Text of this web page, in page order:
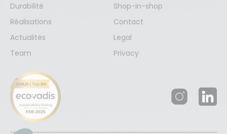
Durabilité
Shop-in-shop
Réalisations
Actualités
Team
Contact
Legal
Privacy